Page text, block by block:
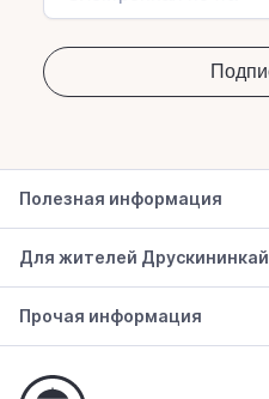
Полезная информация
Для жителей Друскининкай
Прочая информация